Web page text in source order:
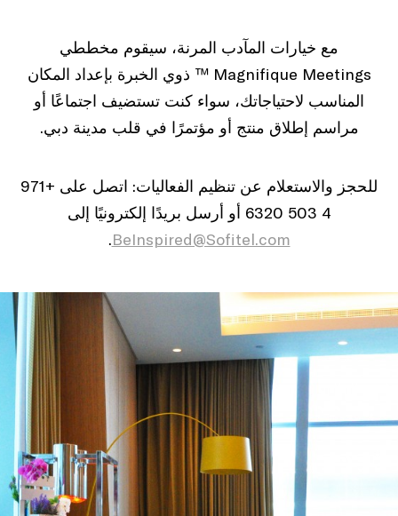
مع خيارات المآدب المرنة، سيقوم مخططي
Magnifique Meetings ™ ذوي الخبرة بإعداد المكان
المناسب لاحتياجاتك، سواء كنت تستضيف اجتماعًا أو
مراسم إطلاق منتج أو مؤتمرًا في قلب مدينة دبي.
للحجز والاستعلام عن تنظيم الفعاليات: اتصل على +971
4 503 6320 أو أرسل بريدًا إلكترونيًا إلى
BeInspired@Sofitel.com
.